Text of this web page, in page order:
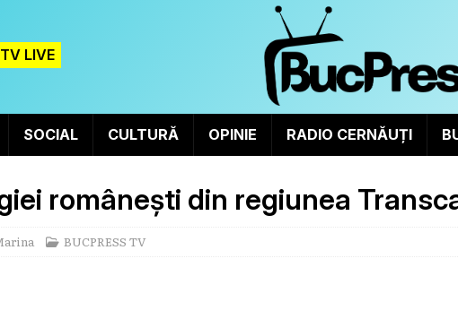
TV LIVE
SOCIAL CULTURĂ OPINIE RADIO CERNĂUȚI
românești din regiunea
BUCPRESS TV